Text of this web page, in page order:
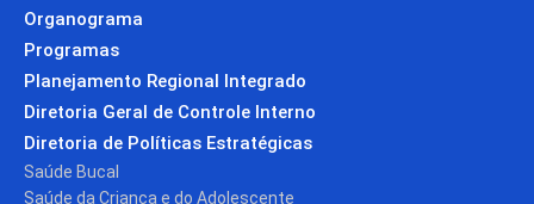
Organograma
Programas
Planejamento Regional Integrado
Diretoria Geral de Controle Interno
Diretoria de Políticas Estratégicas
Saúde Bucal
Saúde da Criança e do Adolescente